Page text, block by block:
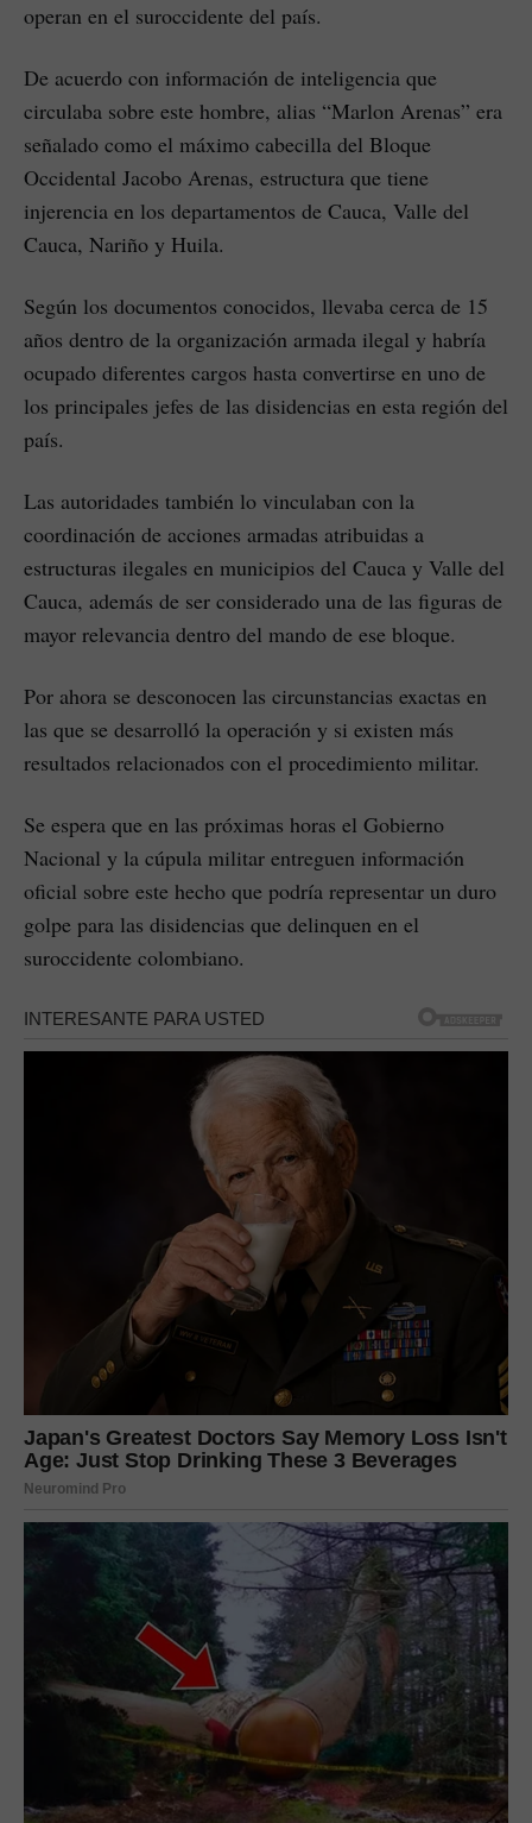
operan en el suroccidente del país.
De acuerdo con información de inteligencia que
circulaba sobre este hombre, alias “Marlon Arenas” era
señalado como el máximo cabecilla del Bloque
Occidental Jacobo Arenas, estructura que tiene
injerencia en los departamentos de Cauca, Valle del
Cauca, Nariño y Huila.
Según los documentos conocidos, llevaba cerca de 15
años dentro de la organización armada ilegal y habría
ocupado diferentes cargos hasta convertirse en uno de
los principales jefes de las disidencias en esta región del
país.
Las autoridades también lo vinculaban con la
coordinación de acciones armadas atribuidas a
estructuras ilegales en municipios del Cauca y Valle del
Cauca, además de ser considerado una de las figuras de
mayor relevancia dentro del mando de ese bloque.
Por ahora se desconocen las circunstancias exactas en
las que se desarrolló la operación y si existen más
resultados relacionados con el procedimiento militar.
Se espera que en las próximas horas el Gobierno
Nacional y la cúpula militar entreguen información
oficial sobre este hecho que podría representar un duro
golpe para las disidencias que delinquen en el
suroccidente colombiano.